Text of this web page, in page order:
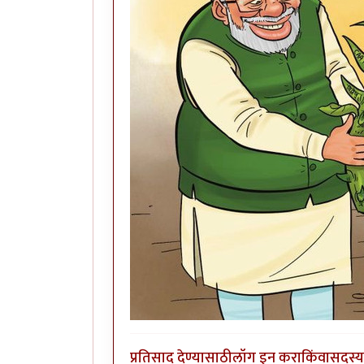
प्रतिसाद देण्यासाठीलॉग इन कराकिंवासदस्य